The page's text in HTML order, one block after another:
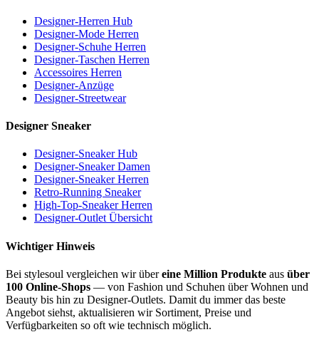
Designer-Herren Hub
Designer-Mode Herren
Designer-Schuhe Herren
Designer-Taschen Herren
Accessoires Herren
Designer-Anzüge
Designer-Streetwear
Designer Sneaker
Designer-Sneaker Hub
Designer-Sneaker Damen
Designer-Sneaker Herren
Retro-Running Sneaker
High-Top-Sneaker Herren
Designer-Outlet Übersicht
Wichtiger Hinweis
Bei stylesoul vergleichen wir übereine Million Produkte aus über
100 Online-Shops — von Fashion und Schuhen über Wohnen und
Beauty bis hin zu Designer-Outlets. Damit du immer das beste
Angebot siehst, aktualisieren wir Sortiment, Preise und
Verfügbarkeiten so oft wie technisch möglich.